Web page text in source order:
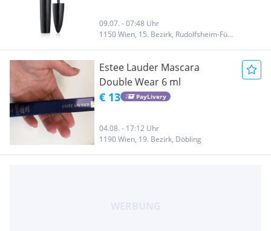
09.07. - 07:48 Uhr
1150 Wien, 15. Bezirk, Rudolfsheim-Fünfhaus
Estee Lauder Mascara
Double Wear 6 ml
€ 13 PayLivery
04.08. - 17:12 Uhr
1190 Wien, 19. Bezirk, Döbling